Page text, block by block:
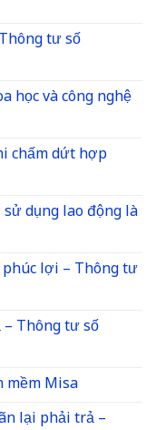
tư số
học và công nghệ
chấm dứt hợp
dụng lao động là
lợi – Thông tư
Thông tư số
mềm Misa
lại phải trả –